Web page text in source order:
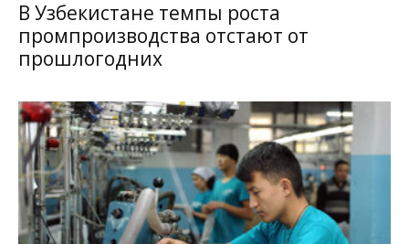
В Узбекистане темпы роста
промпроизводства отстают от
прошлогодних